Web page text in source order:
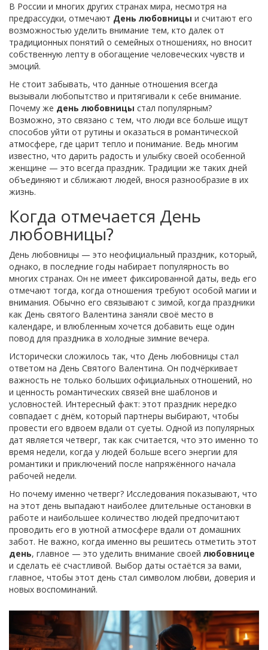
В России и многих других странах мира, несмотря на
предрассудки, отмечают День любовницы и считают его
возможностью уделить внимание тем, кто далек от
традиционных понятий о семейных отношениях, но вносит
собственную лепту в обогащение человеческих чувств и
эмоций.
Не стоит забывать, что данные отношения всегда
вызывали любопытство и притягивали к себе внимание.
Почему же день любовницы стал популярным?
Возможно, это связано с тем, что люди все больше ищут
способов уйти от рутины и оказаться в романтической
атмосфере, где царит тепло и понимание. Ведь многим
известно, что дарить радость и улыбку своей особенной
женщине — это всегда праздник. Традиции же таких дней
объединяют и сближают людей, внося разнообразие в их
жизнь.
Когда отмечается День
любовницы?
День любовницы — это неофициальный праздник, который,
однако, в последние годы набирает популярность во
многих странах. Он не имеет фиксированной даты, ведь его
отмечают тогда, когда отношения требуют особой магии и
внимания. Обычно его связывают с зимой, когда праздники
как День святого Валентина заняли своё место в
календаре, и влюбленным хочется добавить еще один
повод для праздника в холодные зимние вечера.
Исторически сложилось так, что День любовницы стал
ответом на День Святого Валентина. Он подчёркивает
важность не только больших официальных отношений, но
и ценность романтических связей вне шаблонов и
условностей. Интересный факт: этот праздник нередко
совпадает с днём, который партнеры выбирают, чтобы
провести его вдвоем вдали от суеты. Одной из популярных
дат является четверг, так как считается, что это именно то
время недели, когда у людей больше всего энергии для
романтики и приключений после напряжённого начала
рабочей недели.
Но почему именно четверг? Исследования показывают, что
на этот день выпадают наиболее длительные остановки в
работе и наибольшее количество людей предпочитают
проводить его в уютной атмосфере вдали от домашних
забот. Не важно, когда именно вы решитесь отметить этот
день, главное — это уделить внимание своей любовнице
и сделать её счастливой. Выбор даты остаётся за вами,
главное, чтобы этот день стал символом любви, доверия и
новых воспоминаний.